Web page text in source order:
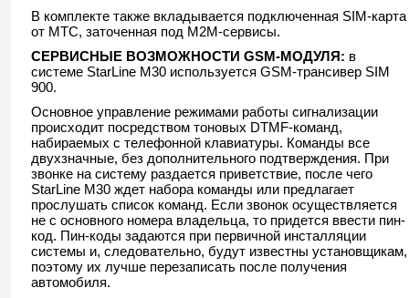
В комплекте также вкладывается подключенная SIM-карта
от МТС, заточенная под М2М-сервисы.
СЕРВИСНЫЕ ВОЗМОЖНОСТИ GSM-МОДУЛЯ: в
системе StarLine M30 используется GSM-трансивер SIM
900.
Основное управление режимами работы сигнализации
происходит посредством тоновых DTMF-команд,
набираемых с телефонной клавиатуры. Команды все
двухзначные, без дополнительного подтверждения. При
звонке на систему раздается приветствие, после чего
StarLine M30 ждет набора команды или предлагает
прослушать список команд. Если звонок осуществляется
не с основного номера владельца, то придется ввести пин-
код. Пин-коды задаются при первичной инсталляции
системы и, следовательно, будут известны установщикам,
поэтому их лучше перезаписать после получения
автомобиля.